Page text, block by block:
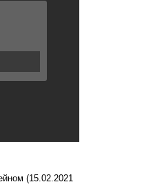
(15.02.2021